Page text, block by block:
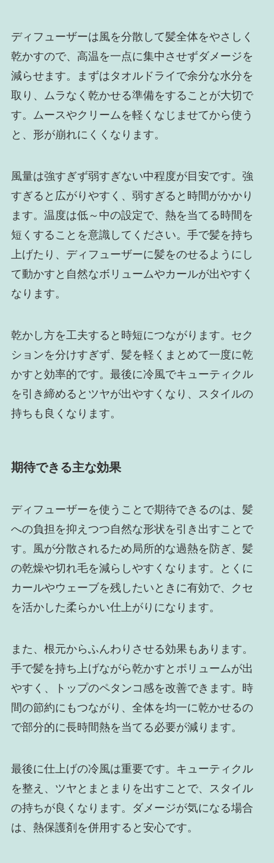
ディフューザーは風を分散して髪全体をやさしく
乾かすので、高温を一点に集中させずダメージを
減らせます。まずはタオルドライで余分な水分を
取り、ムラなく乾かせる準備をすることが大切で
す。ムースやクリームを軽くなじませてから使う
と、形が崩れにくくなります。
風量は強すぎず弱すぎない中程度が目安です。強
すぎると広がりやすく、弱すぎると時間がかかり
ます。温度は低～中の設定で、熱を当てる時間を
短くすることを意識してください。手で髪を持ち
上げたり、ディフューザーに髪をのせるようにし
て動かすと自然なボリュームやカールが出やすく
なります。
乾かし方を工夫すると時短につながります。セク
ションを分けすぎず、髪を軽くまとめて一度に乾
かすと効率的です。最後に冷風でキューティクル
を引き締めるとツヤが出やすくなり、スタイルの
持ちも良くなります。
期待できる主な効果
ディフューザーを使うことで期待できるのは、髪
への負担を抑えつつ自然な形状を引き出すことで
す。風が分散されるため局所的な過熱を防ぎ、髪
の乾燥や切れ毛を減らしやすくなります。とくに
カールやウェーブを残したいときに有効で、クセ
を活かした柔らかい仕上がりになります。
また、根元からふんわりさせる効果もあります。
手で髪を持ち上げながら乾かすとボリュームが出
やすく、トップのペタンコ感を改善できます。時
間の節約にもつながり、全体を均一に乾かせるの
で部分的に長時間熱を当てる必要が減ります。
最後に仕上げの冷風は重要です。キューティクル
を整え、ツヤとまとまりを出すことで、スタイル
の持ちが良くなります。ダメージが気になる場合
は、熱保護剤を併用すると安心です。